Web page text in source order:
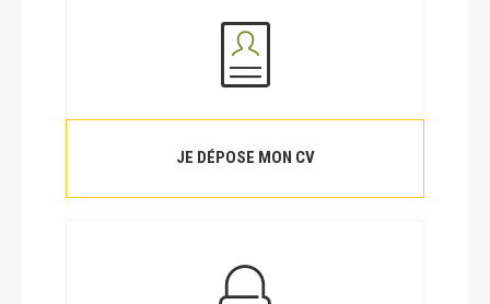
JE DÉPOSE MON CV